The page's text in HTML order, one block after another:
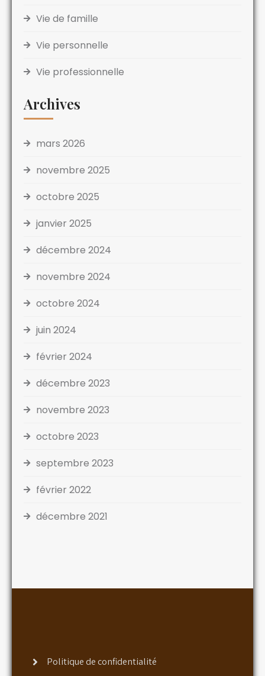
Vie de famille
Vie personnelle
Vie professionnelle
Archives
mars 2026
novembre 2025
octobre 2025
janvier 2025
décembre 2024
novembre 2024
octobre 2024
juin 2024
février 2024
décembre 2023
novembre 2023
octobre 2023
septembre 2023
février 2022
décembre 2021
Politique de confidentialité